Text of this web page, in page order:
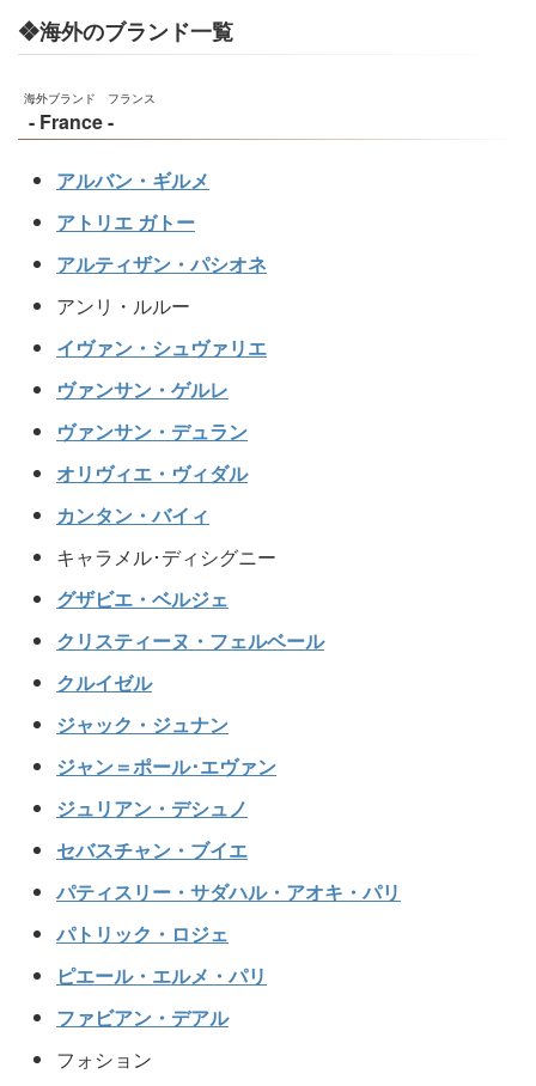
❖海外のブランド一覧
海外ブランド フランス
- France -
アルバン・ギルメ
アトリエ ガトー
アルティザン・パシオネ
アンリ・ルルー
イヴァン・シュヴァリエ
ヴァンサン・ゲルレ
ヴァンサン・デュラン
オリヴィエ・ヴィダル
カンタン・バイィ
キャラメル･ディシグニー
グザビエ・ベルジェ
クリスティーヌ・フェルベール
クルイゼル
ジャック・ジュナン
ジャン＝ポール･エヴァン
ジュリアン・デシュノ
セバスチャン・ブイエ
パティスリー・サダハル・アオキ・パリ
パトリック・ロジェ
ピエール・エルメ・パリ
ファビアン・デアル
フォション